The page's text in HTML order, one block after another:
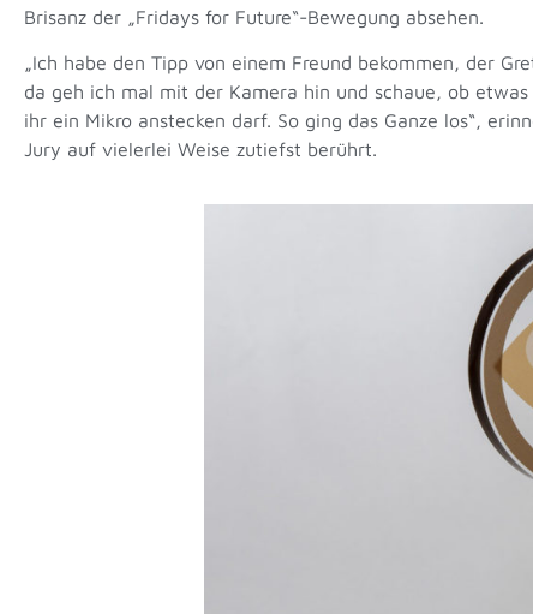
Brisanz der „Fridays for Future“-Bewegung absehen.
„Ich habe den Tipp von einem Freund bekommen, der
da geh ich mal mit der Kamera hin und schaue, ob
ihr ein Mikro anstecken darf. So ging das Ganze los“,
Jury auf vielerlei Weise zutiefst berührt.